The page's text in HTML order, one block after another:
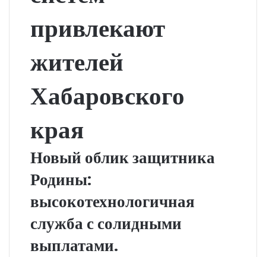
привлекают
жителей
Хабаровского
края
Новый облик защитника
Родины:
высокотехнологичная
служба с солидными
выплатами.